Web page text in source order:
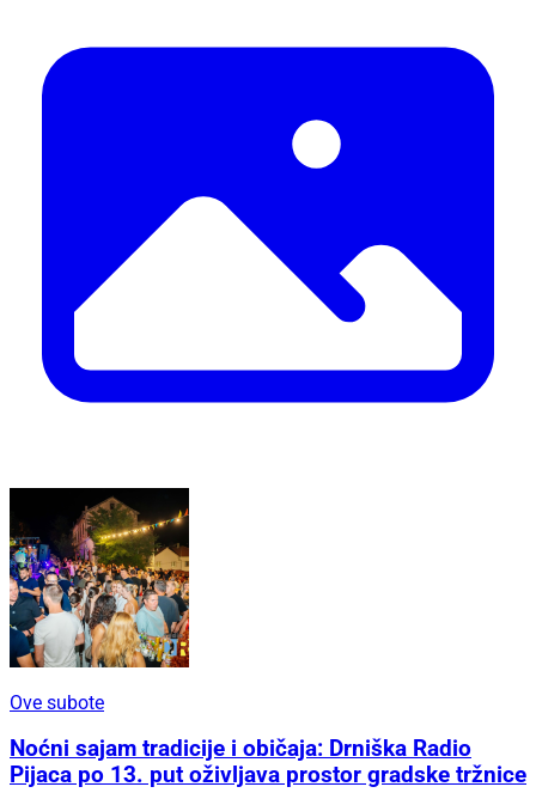
Ove subote
Noćni sajam tradicije i običaja: Drniška Radio
Pijaca po 13. put oživljava prostor gradske tržnice